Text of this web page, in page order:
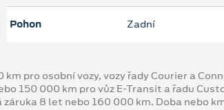
Pohon Zadní
pro osobní vozy, vozy řady Courier a
150 000 km pro vůz E-Transit a řadu
8 let nebo 160 000 km. Doba nebo